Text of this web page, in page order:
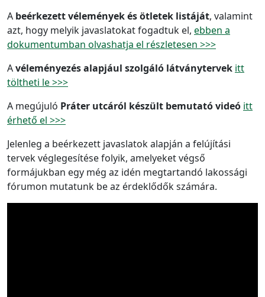
A beérkezett vélemények és ötletek listáját, valamint
azt, hogy melyik javaslatokat fogadtuk el, ebben a
dokumentumban olvashatja el részletesen >>>
Avéleményezés alapjául szolgáló látványtervek itt
töltheti le >>>
A megújuló Práter utcáról készült bemutató videó itt
érhető el >>>
Jelenleg a beérkezett javaslatok alapján a felújítási
tervek véglegesítése folyik, amelyeket végső
formájukban egy még az idén megtartandó lakossági
fórumon mutatunk be az érdeklődők számára.